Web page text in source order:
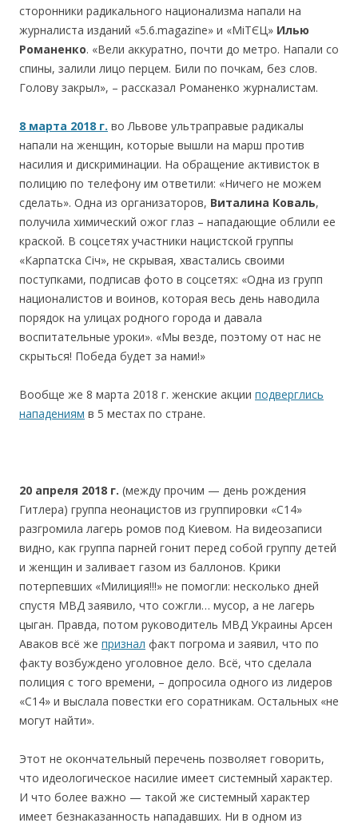
сторонники радикального национализма напали на
журналиста изданий «5.6.magazine» и «МiТЄЦ» Илью
Романенко. «Вели аккуратно, почти до метро. Напали со
спины, залили лицо перцем. Били по почкам, без слов.
Голову закрыл», – рассказал Романенко журналистам.
8 марта 2018 г. во Львове ультраправые радикалы
напали на женщин, которые вышли на марш против
насилия и дискриминации. На обращение активисток в
полицию по телефону им ответили: «Ничего не можем
сделать». Одна из организаторов, Виталина Коваль,
получила химический ожог глаз – нападающие облили ее
краской. В соцсетях участники нацистской группы
«Карпатска Січ», не скрывая, хвастались своими
поступками, подписав фото в соцсетях: «Одна из групп
националистов и воинов, которая весь день наводила
порядок на улицах родного города и давала
воспитательные уроки». «Мы везде, поэтому от нас не
скрыться! Победа будет за нами!»
Вообще же 8 марта 2018 г. женские акции подверглись
нападениям в 5 местах по стране.
20 апреля 2018 г. (между прочим — день рождения
Гитлера) группа неонацистов из группировки «С14»
разгромила лагерь ромов под Киевом. На видеозаписи
видно, как группа парней гонит перед собой группу детей
и женщин и заливает газом из баллонов. Крики
потерпевших «Милиция!!!» не помогли: несколько дней
спустя МВД заявило, что сожгли… мусор, а не лагерь
цыган. Правда, потом руководитель МВД Украины Арсен
Аваков всё же признал факт погрома и заявил, что по
факту возбуждено уголовное дело. Всё, что сделала
полиция с того времени, – допросила одного из лидеров
«С14» и выслала повестки его соратникам. Остальных «не
могут найти».
Этот не окончательный перечень позволяет говорить,
что идеологическое насилие имеет системный характер.
И что более важно — такой же системный характер
имеет безнаказанность нападавших. Ни в одном из